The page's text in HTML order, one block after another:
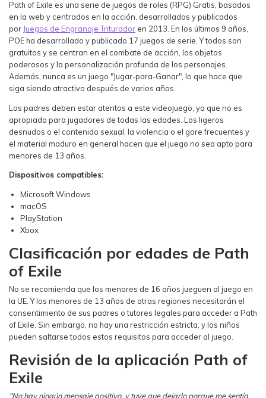
Path of Exile es una serie de juegos de roles (RPG) Gratis, basados
en la web y centrados en la acción, desarrollados y publicados
por Juegos de Engranaje Triturador en 2013. En los últimos 9 años,
POE ha desarrollado y publicado 17 juegos de serie. Y todos son
gratuitos y se centran en el combate de acción, los objetos
poderosos y la personalización profunda de los personajes.
Además, nunca es un juego "Jugar-para-Ganar", lo que hace que
siga siendo atractivo después de varios años.
Los padres deben estar atentos a este videojuego, ya que no es
apropiado para jugadores de todas las edades. Los ligeros
desnudos o el contenido sexual, la violencia o el gore frecuentes y
el material maduro en general hacen que el juego no sea apto para
menores de 13 años.
Dispositivos compatibles:
Microsoft Windows
macOS
PlayStation
Xbox
Clasificación por edades de Path
of Exile
No se recomienda que los menores de 16 años jueguen al juego en
la UE. Y los menores de 13 años de otras regiones necesitarán el
consentimiento de sus padres o tutores legales para acceder a Path
of Exile. Sin embargo, no hay una restricción estricta, y los niños
pueden saltarse todos estos requisitos para acceder al juego.
Revisión de la aplicación Path of
Exile
"No hay ningún mensaje positivo, y tuve que dejarlo porque me sentía